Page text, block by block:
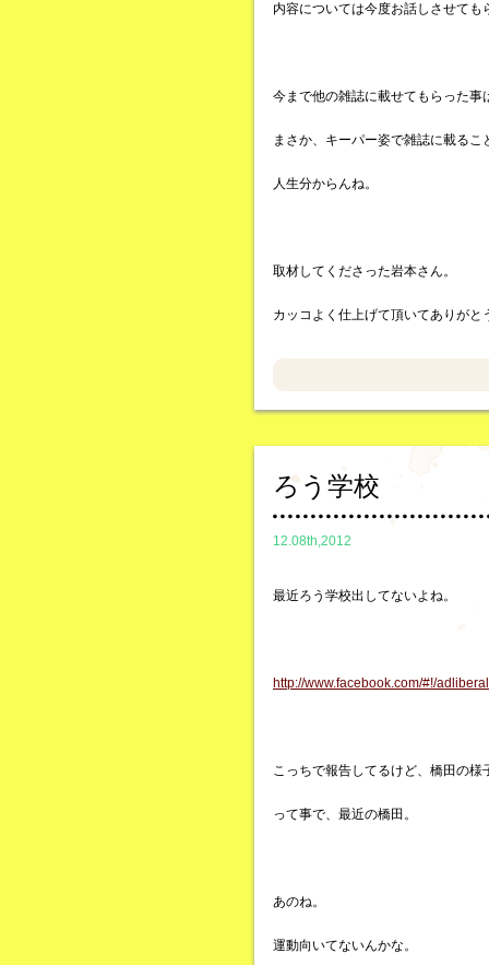
内容については今度お話しさせても
今まで他の雑誌に載せてもらった事
まさか、キーパー姿で雑誌に載るこ
人生分からんね。
取材してくださった岩本さん。
カッコよく仕上げて頂いてありがと
ろう学校
12.08th,2012
最近ろう学校出してないよね。
http://www.facebook.com/#!/adliberal
こっちで報告してるけど、橋田の様
って事で、最近の橋田。
あのね。
運動向いてないんかな。